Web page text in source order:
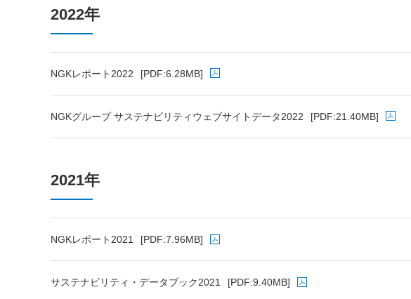
2022年
NGKレポート2022 [PDF:6.28MB]
NGKグループ サステナビリティウェブサイトデータ2022 [PDF:21.40MB]
2021年
NGKレポート2021 [PDF:7.96MB]
サステナビリティ・データブック2021 [PDF:9.40MB]